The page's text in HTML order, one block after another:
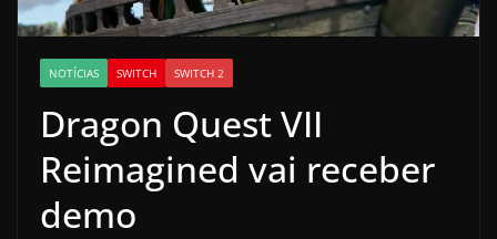
NOTÍCIAS SWITCH SWITCH 2
Dragon Quest VII
Reimagined vai receber
demo